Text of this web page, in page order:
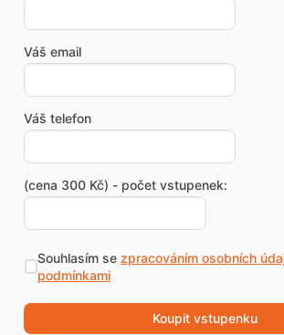
Váš email
Váš telefon
(cena 300 Kč) - počet vstupenek:
Souhlasím se zpracováním osobních
podmínkami
Koupit vstupenku